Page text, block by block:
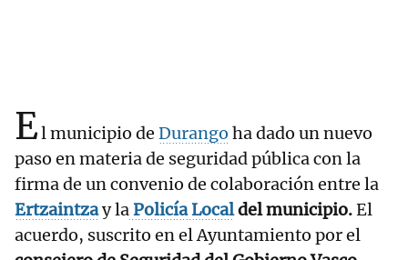
El municipio de Durango ha dado un nuevo
paso en materia de seguridad pública con la
firma de un convenio de colaboración entre la
Ertzaintzay laPolicía Localdel municipio.El
acuerdo, suscrito en el Ayuntamiento por el